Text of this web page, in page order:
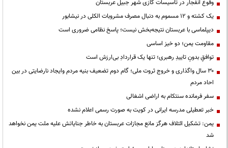
وقوع انفجار در تاسیسات گازی شهر جبیل عربستان
یک کشته و ۱۲ مسموم به دنبال مصرف مشروبات الکلی در نیشابور
دیپلماسی با عربستان نتیجه‌بخش نیست؛ پاسخ نظامی ضروری است
مقاومت یمن؛ دو خیز اساسی
توافقِ بدونِ تاییدِ رهبری؛ تنها یک قراردادِ بی‌ارزش است
۳۰ سال واگذاری و خروج ثروت ملی؛ گام دوم تضعیف بنیه مردم وایجاد نارضایتی در بین
احاد مردم
سفر فرمانده سنتکام به اراضی اشغالی
خبر تعطیلی مدرسه ایرانی در کویت به صورت رسمی اعلام نشده
یمن: تشکیل ائتلاف هرگز مانع مجازات عربستان به خاطر جنایاتش علیه ملت یمن نخواهد
شد